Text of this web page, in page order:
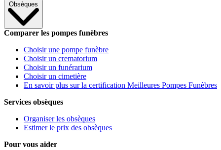
Obsèques
Comparer les pompes funèbres
Choisir une pompe funèbre
Choisir un crematorium
Choisir un funérarium
Choisir un cimetière
En savoir plus sur la certification Meilleures Pompes Funèbres
Services obsèques
Organiser les obsèques
Estimer le prix des obsèques
Pour vous aider